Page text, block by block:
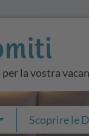
la vostra
Scoprire le